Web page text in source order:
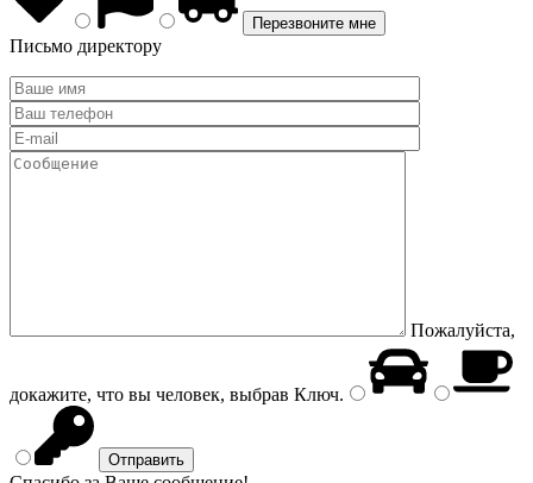
Письмо директору
Пожалуйста,
докажите, что вы человек, выбрав Ключ.